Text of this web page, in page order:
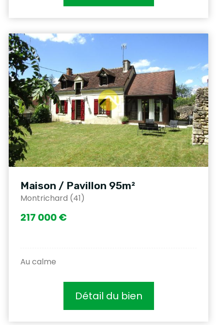
Maison / Pavillon 95m²
Montrichard (41)
217 000 €
Au calme
Détail du bien